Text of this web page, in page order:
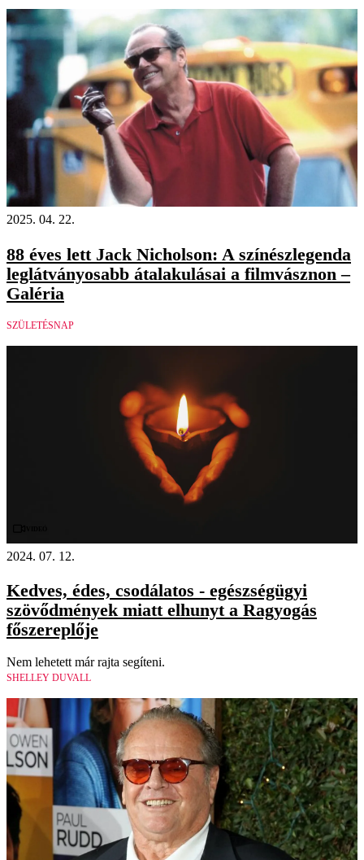
2025. 04. 22.
88 éves lett Jack Nicholson: A színészlegenda
leglátványosabb átalakulásai a filmvásznon –
Galéria
SZÜLETÉSNAP
2024. 07. 12.
Kedves, édes, csodálatos - egészségügyi
szövődmények miatt elhunyt a Ragyogás
főszereplője
Nem lehetett már rajta segíteni.
SHELLEY DUVALL